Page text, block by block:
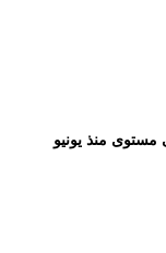
مستوى منذ يونيو